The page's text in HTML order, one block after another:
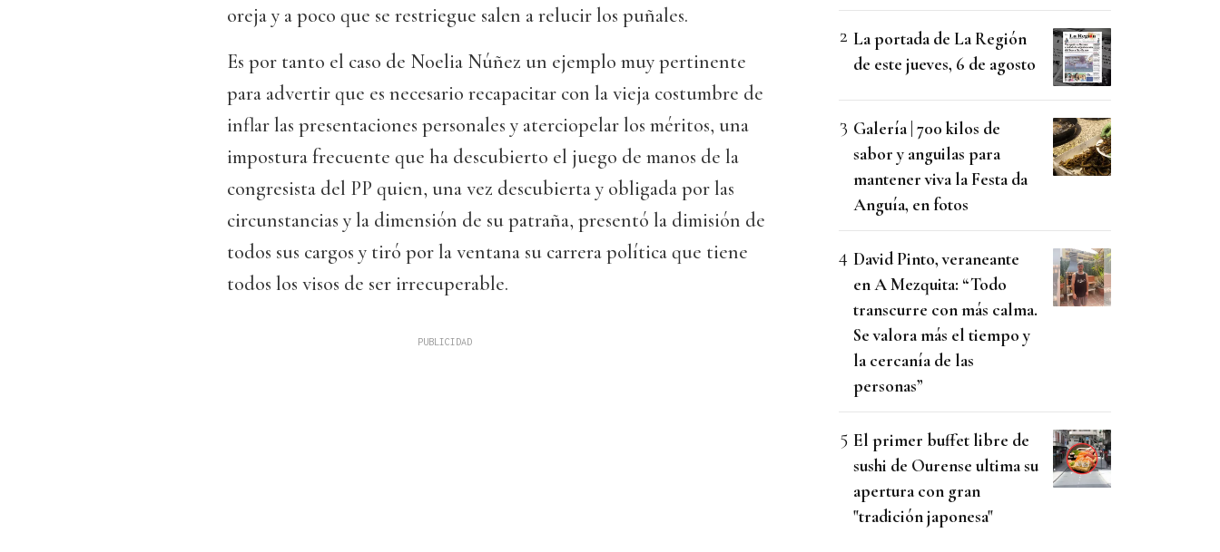
oreja y a poco que se restriegue salen a relucir los puñales.
Es por tanto el caso de Noelia Núñez un ejemplo muy pertinente
para advertir que es necesario recapacitar con la vieja costumbre de
inflar las presentaciones personales y aterciopelar los méritos, una
impostura frecuente que ha descubierto el juego de manos de la
congresista del PP quien, una vez descubierta y obligada por las
circunstancias y la dimensión de su patraña, presentó la dimisión de
todos sus cargos y tiró por la ventana su carrera política que tiene
todos los visos de ser irrecuperable.
La portada de La Región
de este jueves, 6 de agosto
Galería | 700 kilos de
sabor y anguilas para
mantener viva la Festa da
Anguía, en fotos
David Pinto, veraneante
en A Mezquita: “Todo
transcurre con más calma.
Se valora más el tiempo y
la cercanía de las
personas”
El primer buffet libre de
sushi de Ourense ultima su
apertura con gran
"tradición japonesa"